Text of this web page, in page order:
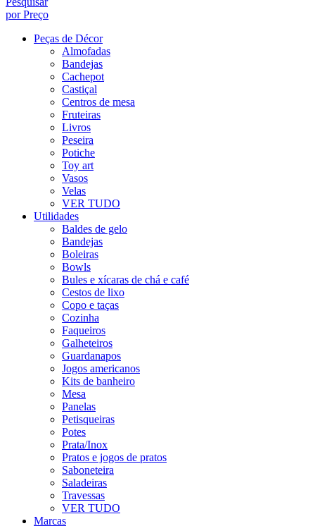
por Preço
Peças de Décor
Almofadas
Bandejas
Cachepot
Castiçal
Centros de mesa
Fruteiras
Livros
Peseira
Potiche
Toy art
Vasos
Velas
VER TUDO
Utilidades
Baldes de gelo
Bandejas
Boleiras
Bowls
Bules e xícaras de chá e café
Cestos de lixo
Copo e taças
Cozinha
Faqueiros
Galheteiros
Guardanapos
Jogos americanos
Kits de banheiro
Mesa
Panelas
Petisqueiras
Potes
Prata/Inox
Pratos e jogos de pratos
Saboneteira
Saladeiras
Travessas
VER TUDO
Marcas